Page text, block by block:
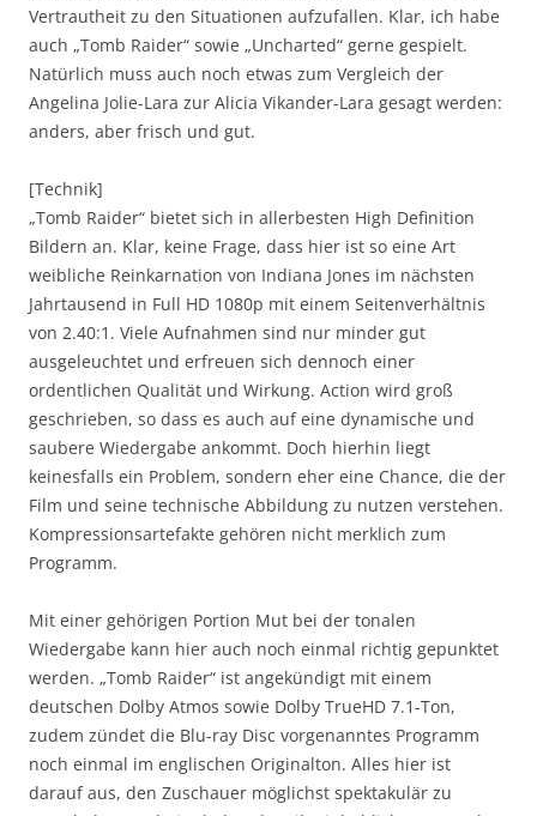
Vertrautheit zu den Situationen aufzufallen. Klar, ich habe
auch „Tomb Raider“ sowie „Uncharted“ gerne gespielt.
Natürlich muss auch noch etwas zum Vergleich der
Angelina Jolie-Lara zur Alicia Vikander-Lara gesagt werden:
anders, aber frisch und gut.
[Technik]
„Tomb Raider“ bietet sich in allerbesten High Definition
Bildern an. Klar, keine Frage, dass hier ist so eine Art
weibliche Reinkarnation von Indiana Jones im nächsten
Jahrtausend in Full HD 1080p mit einem Seitenverhältnis
von 2.40:1. Viele Aufnahmen sind nur minder gut
ausgeleuchtet und erfreuen sich dennoch einer
ordentlichen Qualität und Wirkung. Action wird groß
geschrieben, so dass es auch auf eine dynamische und
saubere Wiedergabe ankommt. Doch hierhin liegt
keinesfalls ein Problem, sondern eher eine Chance, die der
Film und seine technische Abbildung zu nutzen verstehen.
Kompressionsartefakte gehören nicht merklich zum
Programm.
Mit einer gehörigen Portion Mut bei der tonalen
Wiedergabe kann hier auch noch einmal richtig gepunktet
werden. „Tomb Raider“ ist angekündigt mit einem
deutschen Dolby Atmos sowie Dolby TrueHD 7.1-Ton,
zudem zündet die Blu-ray Disc vorgenanntes Programm
noch einmal im englischen Originalton. Alles hier ist
darauf aus, den Zuschauer möglichst spektakulär zu